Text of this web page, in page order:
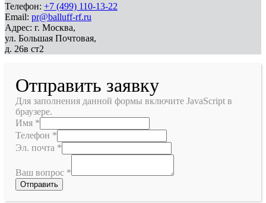
Телефон: +7 (499) 110-13-22
Email: pr@balluff-rf.ru
Адрес: г. Москва,
ул. Большая Почтовая,
д. 26в ст2
Отправить заявку
Для заполнения данной формы включите JavaScript в
браузере.
Имя *
Телефон *
Эл. почта *
Ваш вопрос *
Отправить